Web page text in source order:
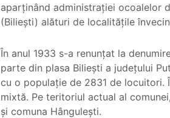
aparținând administrației ocoalelor
(Biliești) alături de localitățile
În anul 1933 s-a renunțat la
parte din plasa Biliești a județului
cu o populație de 2831 de locuitori.
mixtă. Pe teritoriul actual al
și comuna Hângulești.